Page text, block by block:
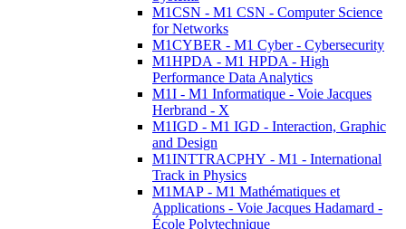
M1CSN - M1 CSN - Computer Science
for Networks
M1CYBER - M1 Cyber - Cybersecurity
M1HPDA - M1 HPDA - High
Performance Data Analytics
M1I - M1 Informatique - Voie Jacques
Herbrand - X
M1IGD - M1 IGD - Interaction, Graphic
and Design
M1INTTRACPHY - M1 - International
Track in Physics
M1MAP - M1 Mathématiques et
Applications - Voie Jacques Hadamard -
École Polytechnique